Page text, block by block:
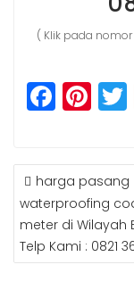
( Klik pada
F
a
e
b
o
o
Pi
n
e
r
e
st
e
POST
NAVIGATION
harga pasang
waterproofing
meter di Wilayah
Telp Kami : 0821